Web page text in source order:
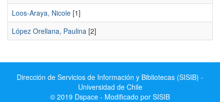
Loos-Araya, Nicole [1]
López Orellana, Paulina [2]
Dirección de Servicios de Información y Bibliotecas (SISIB) -
Universidad de Chile
© 2019 Dspace - Modificado por SISIB